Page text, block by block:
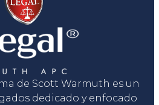
de Scott Warmuth es un
dedicado y enfocado